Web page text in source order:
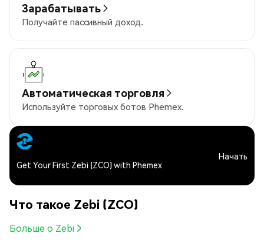
Зарабатывать
Получайте пассивный доход.
Автоматическая торговля
Используйте торговых ботов Phemex.
Get Your First Zebi (ZCO) with Phemex
Начать
Что такое Zebi (ZCO)
Больше о Zebi